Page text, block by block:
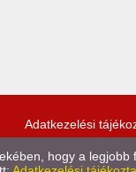
Adatkezelési
hogy a